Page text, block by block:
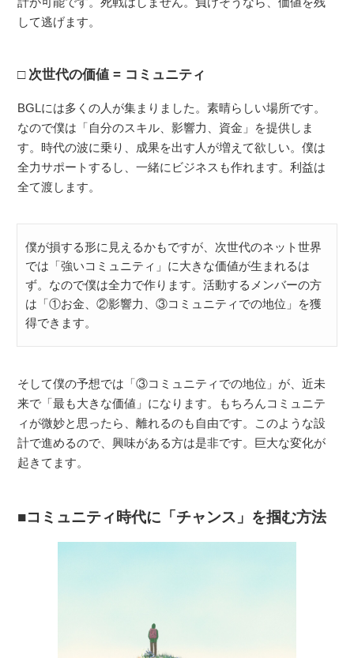
して逃げます。
次世代の価値 = コミュニティ
BGLには多くの人が集まりました。素晴らしい場所です。
なので僕は「自分のスキル、影響力、資金」を提供しま
す。時代の波に乗り、成果を出す人が増えて欲しい。僕は
全力サポートするし、一緒にビジネスも作れます。利益は
全て渡します。
僕が損する形に見えるかもですが、次世代のネット世界
では「強いコミュニティ」に大きな価値が生まれるは
ず。なので僕は全力で作ります。活動するメンバーの方
は「①お金、②影響力、③コミュニティでの地位」を獲
得できます。
そして僕の予想では「③コミュニティでの地位」が、近未
来で「最も大きな価値」になります。もちろんコミュニテ
ィが微妙と思ったら、離れるのも自由です。このような設
計で進めるので、興味がある方は是非です。巨大な変化が
起きてます。
コミュニティ時代に「チャンス」を掴む方法